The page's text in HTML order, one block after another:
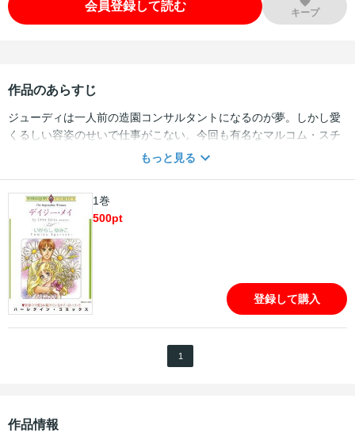
会員登録して読む キープ
作品のあらすじ
ジューディは一人前の造園コンサルタントになるのが夢。しかし愛
くるしい容姿のせいで仕事がこない。今回も有名なマルコム・スチ
ュアートが設計した屋敷に芝を届けるだけ。いつかこんな庭の造園
もっと見る
1巻
500pt
登録して購入
1
作品情報